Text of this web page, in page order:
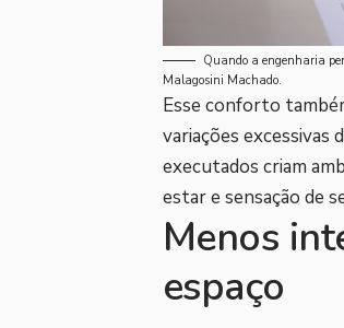
Quando a engenharia
Malagosini Machado.
Esse conforto
variações excessivas
executados criam
estar e sensação de
Menos
espaço